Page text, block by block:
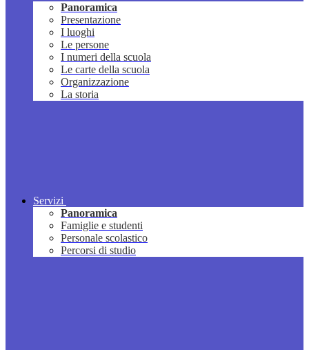
Panoramica
Presentazione
I luoghi
Le persone
I numeri della scuola
Le carte della scuola
Organizzazione
La storia
Servizi
Panoramica
Famiglie e studenti
Personale scolastico
Percorsi di studio